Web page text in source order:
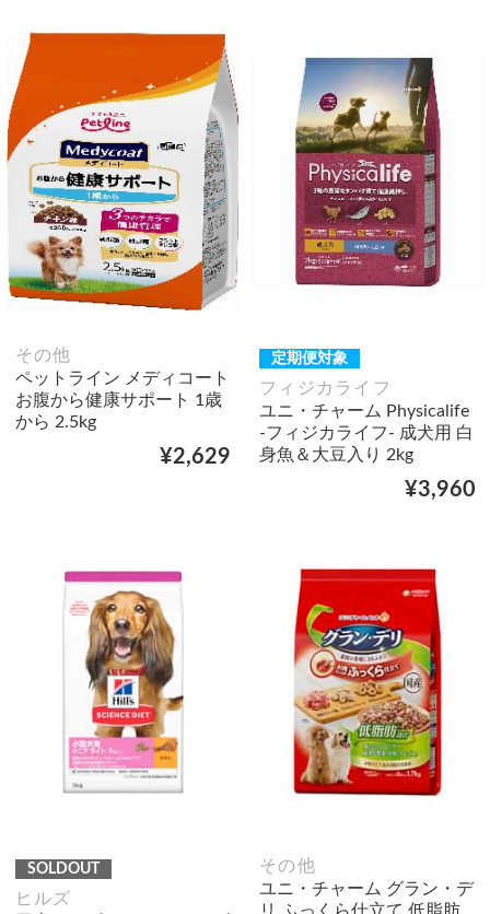
その他
ペットライン メディコート
お腹から健康サポート 1歳
から 2.5kg
¥2,629
定期便対象
フィジカライフ
ユニ・チャーム Physicalife
-フィジカライフ- 成犬用 白
身魚＆大豆入り 2kg
¥3,960
SOLDOUT
ヒルズ
その他
ユニ・チャーム グラン・デ